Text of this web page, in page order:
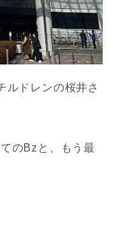
ルドレンの桜井さ
のBzと、もう最